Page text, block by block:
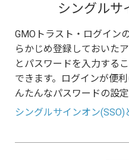
シングルサ
GMOトラスト・ログイン
らかじめ登録しておいた
とパスワードを入力する
できます。ログインが便
んたんなパスワードの設
シングルサインオン(SSO)